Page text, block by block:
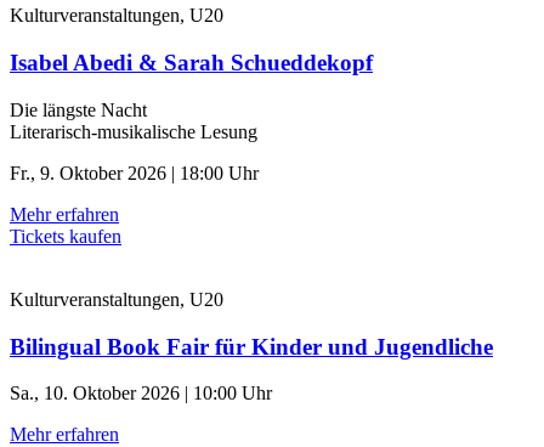
Kulturveranstaltungen, U20
Isabel Abedi & Sarah Schueddekopf
Die längste Nacht
Literarisch-musikalische Lesung
Fr., 9. Oktober 2026 | 18:00 Uhr
Mehr erfahren
Tickets kaufen
Kulturveranstaltungen, U20
Bilingual Book Fair für Kinder und Jugendliche
Sa., 10. Oktober 2026 | 10:00 Uhr
Mehr erfahren